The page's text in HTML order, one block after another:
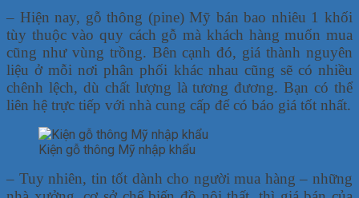
– Hiện nay, gỗ thông (pine) Mỹ bán bao nhiêu 1 khối
tùy thuộc vào quy cách gỗ mà khách hàng muốn mua
cũng như vùng trồng. Bên cạnh đó, giá thành nguyên
liệu ở mỗi nơi phân phối khác nhau cũng sẽ có nhiều
chênh lệch, dù chất lượng là tương đương. Bạn có thể
liên hệ trực tiếp với nhà cung cấp để có báo giá tốt nhất.
Kiện gỗ thông Mỹ nhập khẩu
– Tuy nhiên, tin tốt dành cho người mua hàng – những